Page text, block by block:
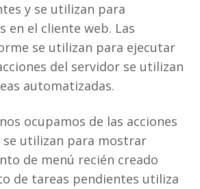
y se utilizan para
en el cliente web. Las
se utilizan para ejecutar
del servidor se utilizan
automatizadas.
ocupamos de las acciones
se utilizan para mostrar
de menú recién creado
de tareas pendientes utiliza